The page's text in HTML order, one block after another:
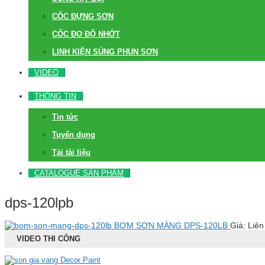
CỐC ĐỰNG SƠN
CỐC ĐO ĐỘ NHỚT
LINH KIỆN SÚNG PHUN SƠN
VIDEO
THÔNG TIN
Tin tức
Tuyển dụng
Tải tài liệu
CATALOGUE SẢN PHẨM
dps-120lpb
BƠM SƠN MÀNG DPS-120LB Giá:
VIDEO THI CÔNG